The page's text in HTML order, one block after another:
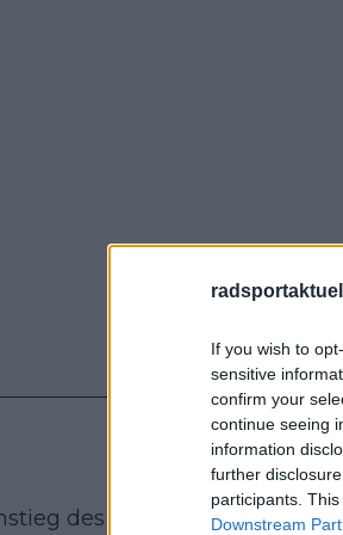
If you wish to
sensitive
confirm your
continue seeing
information
further
participants.
Downstream
des Tages konnten die